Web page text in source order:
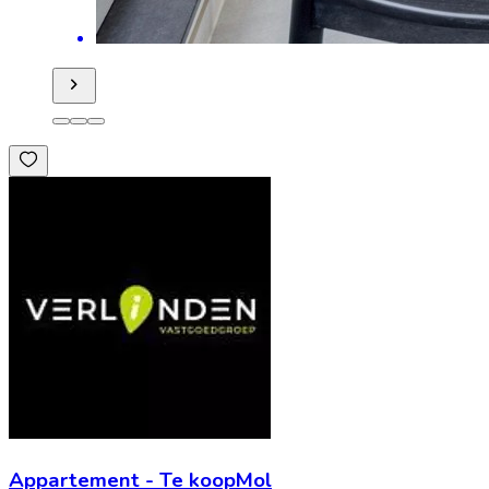
Appartement - Te koopMol